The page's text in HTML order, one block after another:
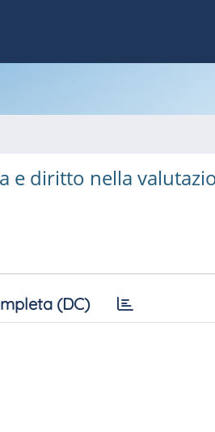
e diritto nella
(DC)